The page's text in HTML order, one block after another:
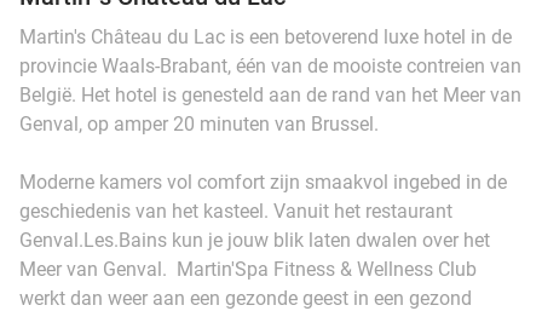
Martin's Château du Lac is een betoverend luxe hotel in de
provincie Waals-Brabant, één van de mooiste contreien van
België. Het hotel is genesteld aan de rand van het Meer van
Genval, op amper 20 minuten van Brussel.
Moderne kamers vol comfort zijn smaakvol ingebed in de
geschiedenis van het kasteel. Vanuit het restaurant
Genval.Les.Bains kun je jouw blik laten dwalen over het
Meer van Genval. Martin'Spa Fitness & Wellness Club
werkt dan weer aan een gezonde geest in een gezond